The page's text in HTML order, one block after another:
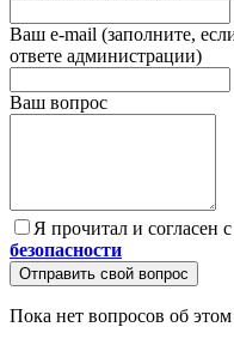
Ваш e-mail (заполните,
ответе администрации)
Ваш вопрос
Я прочитал и согласен
безопасности
Отправить свой вопрос
Пока нет вопросов об